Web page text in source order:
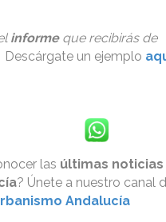
informe que recibirás de
un ejemplo
las últimas noticias
? Únete a nuestro canal
Andalucía